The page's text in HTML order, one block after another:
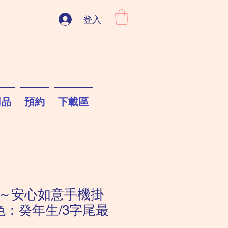
登入
預約 下載區
安心如意手機掛
：癸年生/3字尾最